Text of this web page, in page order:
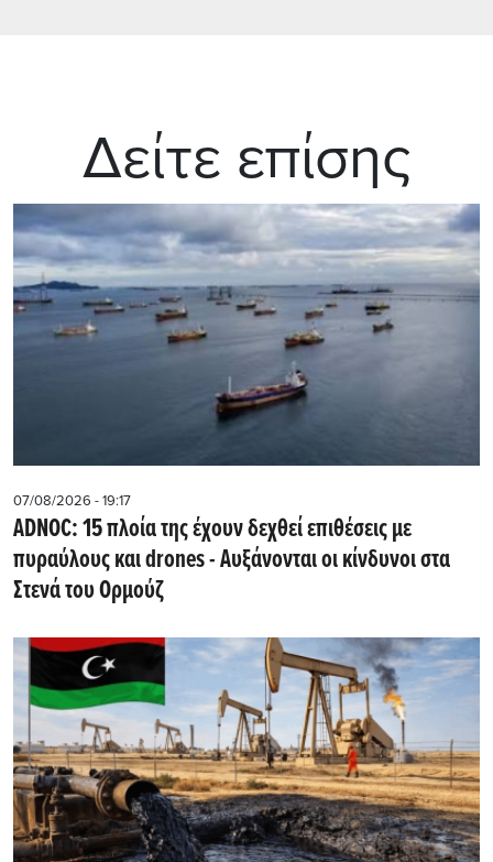
Δείτε επίσης
07/08/2026 - 19:17
ADNOC: 15 πλοία της έχουν δεχθεί επιθέσεις με
πυραύλους και drones - Aυξάνονται οι κίνδυνοι στα
Στενά του Ορμούζ